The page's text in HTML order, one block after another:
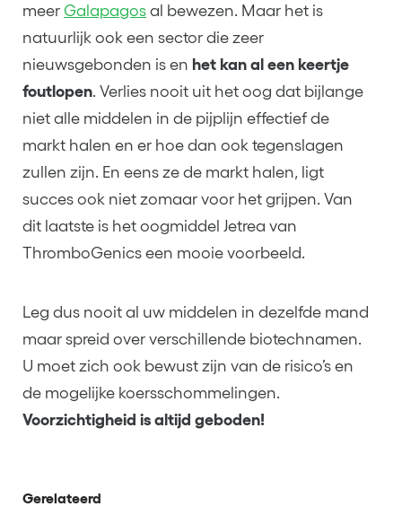
meer Galapagos al bewezen. Maar het is
natuurlijk ook een sector die zeer
nieuwsgebonden is en het kan al een keertje
foutlopen. Verlies nooit uit het oog dat bijlange
niet alle middelen in de pijplijn effectief de
markt halen en er hoe dan ook tegenslagen
zullen zijn. En eens ze de markt halen, ligt
succes ook niet zomaar voor het grijpen. Van
dit laatste is het oogmiddel Jetrea van
ThromboGenics een mooie voorbeeld.
Leg dus nooit al uw middelen in dezelfde mand
maar spreid over verschillende biotechnamen.
U moet zich ook bewust zijn van de risico’s en
de mogelijke koersschommelingen.
Voorzichtigheid is altijd geboden!
Gerelateerd